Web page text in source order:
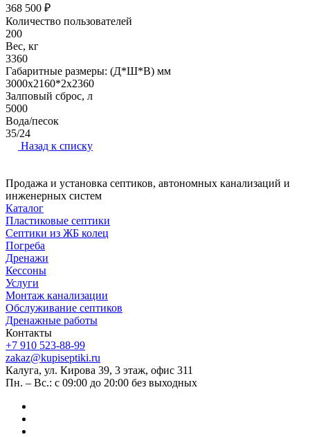
368 500 ₽
Количество пользователей
200
Вес, кг
3360
Габаритные размеры: (Д*Ш*В) мм
3000х2160*2х2360
Залповый сброс, л
5000
Вода/песок
35/24
Назад к списку
Продажа и установка септиков, автономных канализаций и
инженерных систем
Каталог
Пластиковые септики
Септики из ЖБ колец
Погреба
Дренажи
Кессоны
Услуги
Монтаж канализации
Обслуживание септиков
Дренажные работы
Контакты
+7 910 523-88-99
zakaz@kupiseptiki.ru
Калуга, ул. Кирова 39, 3 этаж, офис 311
Пн. – Вс.: с 09:00 до 20:00 без выходных